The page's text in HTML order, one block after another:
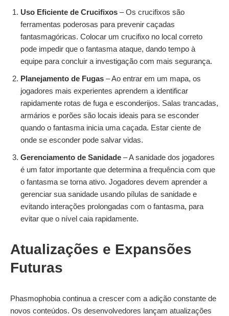
Uso Eficiente de Crucifixos – Os crucifixos são
ferramentas poderosas para prevenir caçadas
fantasmagóricas. Colocar um crucifixo no local correto
pode impedir que o fantasma ataque, dando tempo à
equipe para concluir a investigação com mais segurança.
Planejamento de Fugas – Ao entrar em um mapa, os
jogadores mais experientes aprendem a identificar
rapidamente rotas de fuga e esconderijos. Salas trancadas,
armários e porões são locais ideais para se esconder
quando o fantasma inicia uma caçada. Estar ciente de
onde se esconder pode salvar vidas.
Gerenciamento de Sanidade – A sanidade dos jogadores
é um fator importante que determina a frequência com que
o fantasma se torna ativo. Jogadores devem aprender a
gerenciar sua sanidade usando pílulas de sanidade e
evitando interações prolongadas com o fantasma, para
evitar que o nível caia rapidamente.
Atualizações e Expansões
Futuras
Phasmophobia continua a crescer com a adição constante de
novos conteúdos. Os desenvolvedores lançam atualizações